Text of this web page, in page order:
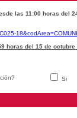
las 11:00 horas del
horas del 15 de octubre
Si